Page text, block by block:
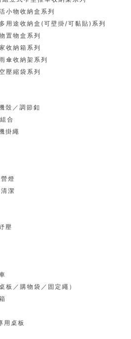
小物收納盒系列
用途收納盒(可壁掛/可黏貼)系列
置物盒系列
收納箱系列
傘收納架系列
壓縮袋系列
殼／調節釦
合
掛繩
燈
潔
壓
板／購物袋／固定繩）
用桌板